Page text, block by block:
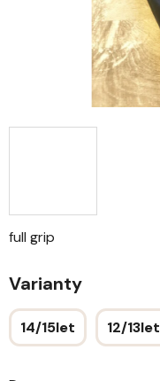
full grip
Varianty
14/15let 12/13let